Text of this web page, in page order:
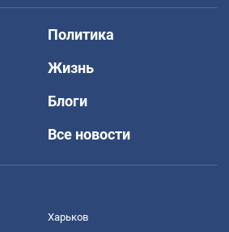
Политика
Жизнь
Блоги
Все новости
Харьков